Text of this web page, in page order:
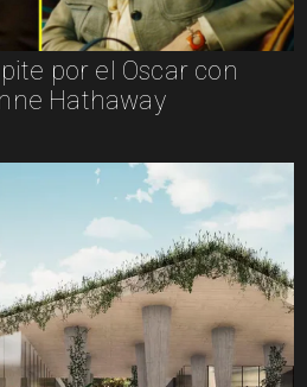
por el Oscar con
Hathaway